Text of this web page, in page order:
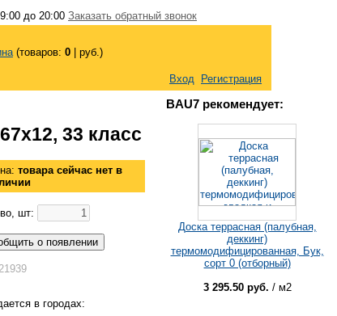
до 20:00 Заказать обратный звонок
(товаров: 0 руб.)
Вход
Регистрация
33 класс
товара сейчас нет в
шт:
о появлении
в городах:
BAU7 рекомендует:
Доска террасная (палубная,
деккинг)
термомодифицированная, Бук,
сорт 0 (отборный)
3 295.50 руб. / м2